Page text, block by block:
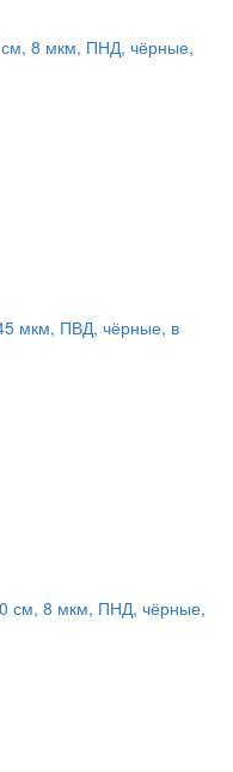
8 мкм, ПНД, чёрные,
мкм, ПВД, чёрные, в
см, 8 мкм, ПНД, чёрные,